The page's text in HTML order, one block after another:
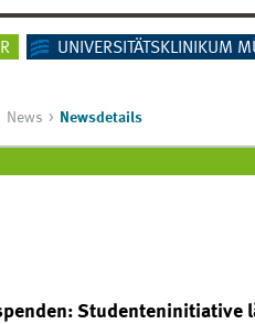
UNIVERSITÄTSKLINIKUM
News Newsdetails
Studenteninitiative